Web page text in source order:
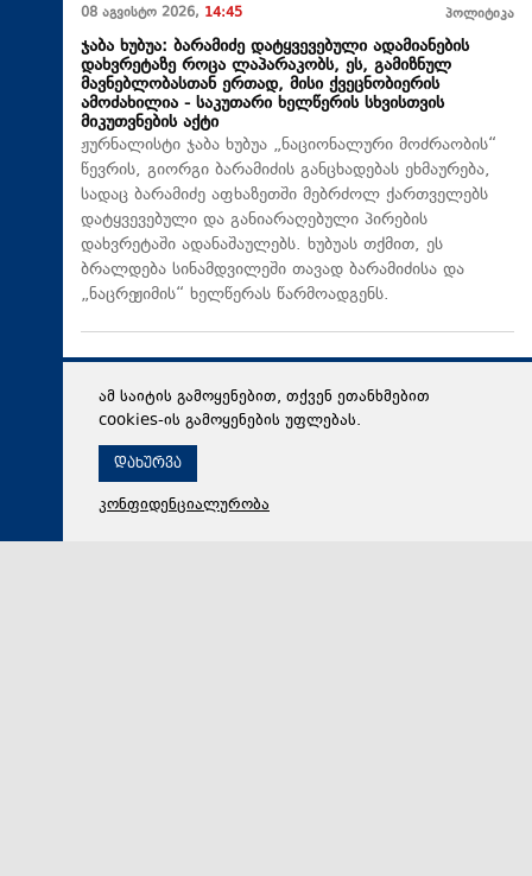
08 აგვისტო 2026, 14:45 პოლიტიკა
ჯაბა ხუბუა: ბარამიძე დატყვევებული ადამიანების
დახვრეტაზე როცა ლაპარაკობს, ეს, გამიზნულ
მავნებლობასთან ერთად, მისი ქვეცნობიერის
ამოძახილია - საკუთარი ხელწერის სხვისთვის
მიკუთვნების აქტი
ჟურნალისტი ჯაბა ხუბუა „ნაციონალური მოძრაობის“
წევრის, გიორგი ბარამიძის განცხადებას ეხმაურება,
სადაც ბარამიძე აფხაზეთში მებრძოლ ქართველებს
დატყვევებული და განიარაღებული პირების
დახვრეტაში ადანაშაულებს. ხუბუას თქმით, ეს
ბრალდება სინამდვილეში თავად ბარამიძისა და
„ნაცრეჟიმის“ ხელწერას წარმოადგენს.
ამ საიტის გამოყენებით, თქვენ ეთანხმებით
cookies-ის გამოყენების უფლებას.
დახურვა
კონფიდენციალურობა